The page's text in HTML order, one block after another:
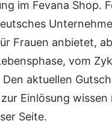
im Fevana Shop.
Frauen anbietet,
vom
Den aktuellen
Einlösung wissen
Seite.